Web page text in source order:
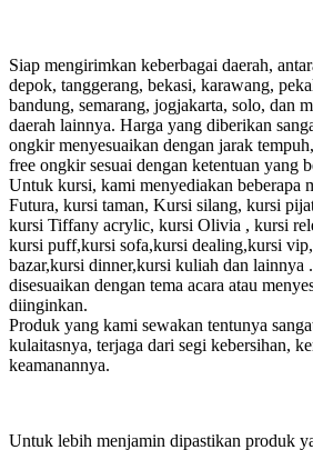
Siap mengirimkan keberbagai daerah,
depok, tanggerang, bekasi, karawang,
bandung, semarang, jogjakarta, solo, dan
daerah lainnya. Harga yang diberikan
ongkir menyesuaikan dengan jarak
free ongkir sesuai dengan ketentuan yang
Untuk kursi, kami menyediakan beberapa
Futura, kursi taman, Kursi silang, kursi
kursi Tiffany acrylic, kursi Olivia , kursi
kursi puff,kursi sofa,kursi dealing,kursi
bazar,kursi dinner,kursi kuliah dan lainnya
disesuaikan dengan tema acara atau
diinginkan.
Produk yang kami sewakan tentunya
kulaitasnya, terjaga dari segi kebersihan,
keamanannya.
Untuk lebih menjamin dipastikan produk